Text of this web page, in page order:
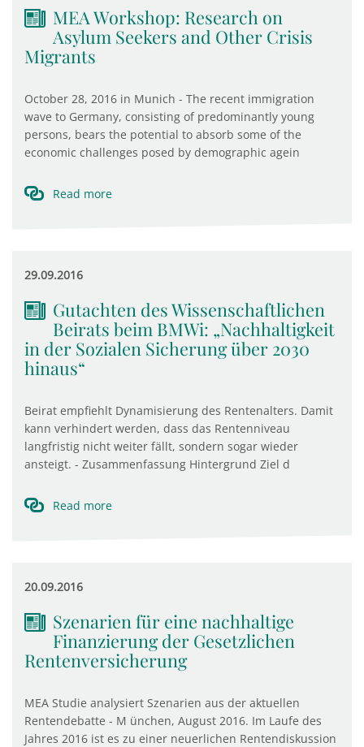
MEA Workshop: Research on
Asylum Seekers and Other Crisis
Migrants
October 28, 2016 in Munich - The recent immigration
wave to Germany, consisting of predominantly young
persons, bears the potential to absorb some of the
economic challenges posed by demographic agein
Read more
29.09.2016
Gutachten des Wissenschaftlichen
Beirats beim BMWi: „Nachhaltigkeit
in der Sozialen Sicherung über 2030
hinaus“
Beirat empfiehlt Dynamisierung des Rentenalters. Damit
kann verhindert werden, dass das Rentenniveau
langfristig nicht weiter fällt, sondern sogar wieder
ansteigt. - Zusammenfassung Hintergrund Ziel d
Read more
20.09.2016
Szenarien für eine nachhaltige
Finanzierung der Gesetzlichen
Rentenversicherung
MEA Studie analysiert Szenarien aus der aktuellen
Rentendebatte - M ünchen, August 2016. Im Laufe des
Jahres 2016 ist es zu einer neuerlichen Rentendiskussion